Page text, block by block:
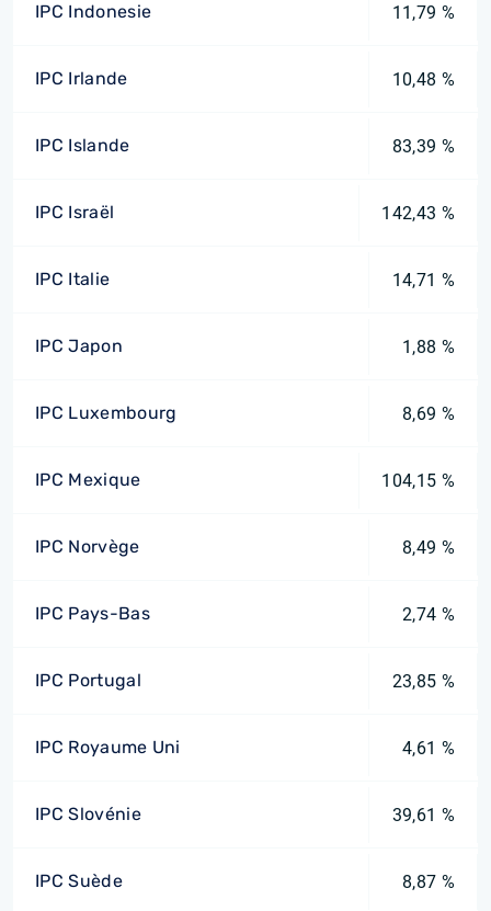
IPC Indonesie 11,79 %
IPC Irlande 10,48 %
IPC Islande 83,39 %
IPC Israël 142,43 %
IPC Italie 14,71 %
IPC Japon 1,88 %
IPC Luxembourg 8,69 %
IPC Mexique 104,15 %
IPC Norvège 8,49 %
IPC Pays-Bas 2,74 %
IPC Portugal 23,85 %
IPC Royaume Uni 4,61 %
IPC Slovénie 39,61 %
IPC Suède 8,87 %